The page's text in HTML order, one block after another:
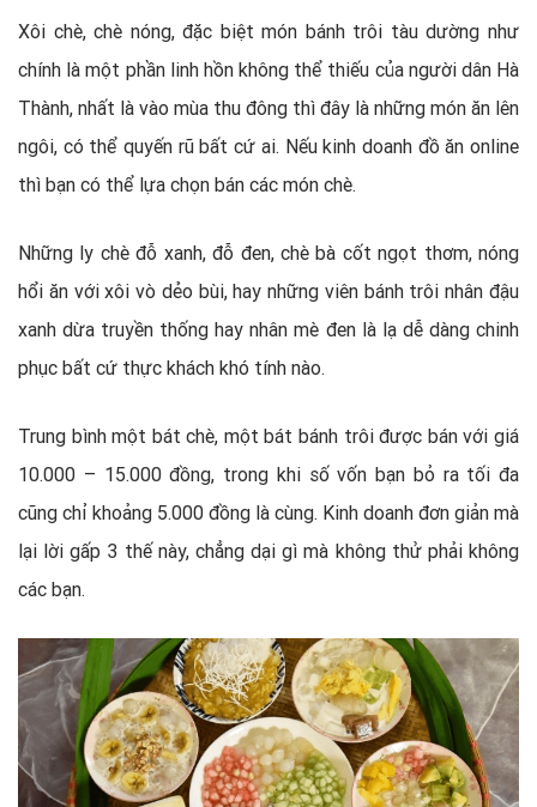
Xôi chè, chè nóng, đặc biệt món bánh trôi tàu dường như
chính là một phần linh hồn không thể thiếu của người dân Hà
Thành, nhất là vào mùa thu đông thì đây là những món ăn lên
ngôi, có thể quyến rũ bất cứ ai. Nếu kinh doanh đồ ăn online
thì bạn có thể lựa chọn bán các món chè.
Những ly chè đỗ xanh, đỗ đen, chè bà cốt ngọt thơm, nóng
hổi ăn với xôi vò dẻo bùi, hay những viên bánh trôi nhân đậu
xanh dừa truyền thống hay nhân mè đen là lạ dễ dàng chinh
phục bất cứ thực khách khó tính nào.
Trung bình một bát chè, một bát bánh trôi được bán với giá
10.000 – 15.000 đồng, trong khi số vốn bạn bỏ ra tối đa
cũng chỉ khoảng 5.000 đồng là cùng. Kinh doanh đơn giản mà
lại lời gấp 3 thế này, chẳng dại gì mà không thử phải không
các bạn.